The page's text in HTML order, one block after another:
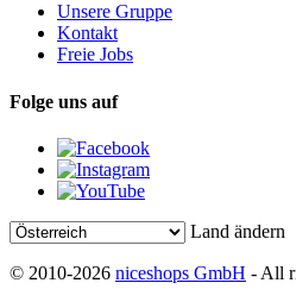
Unsere Gruppe
Kontakt
Freie Jobs
Folge uns auf
Land ändern
© 2010-2026 niceshops GmbH - All